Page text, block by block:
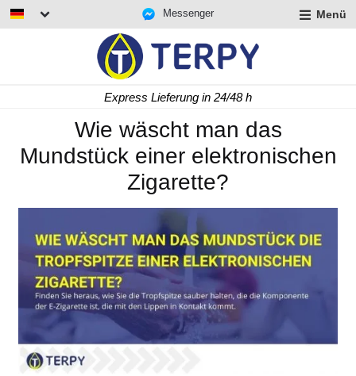
Messenger Menü
Express Lieferung in 24/48 h
Wie wäscht man das
Mundstück einer elektronischen
Zigarette?